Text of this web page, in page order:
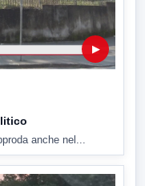
▶
anche nel...